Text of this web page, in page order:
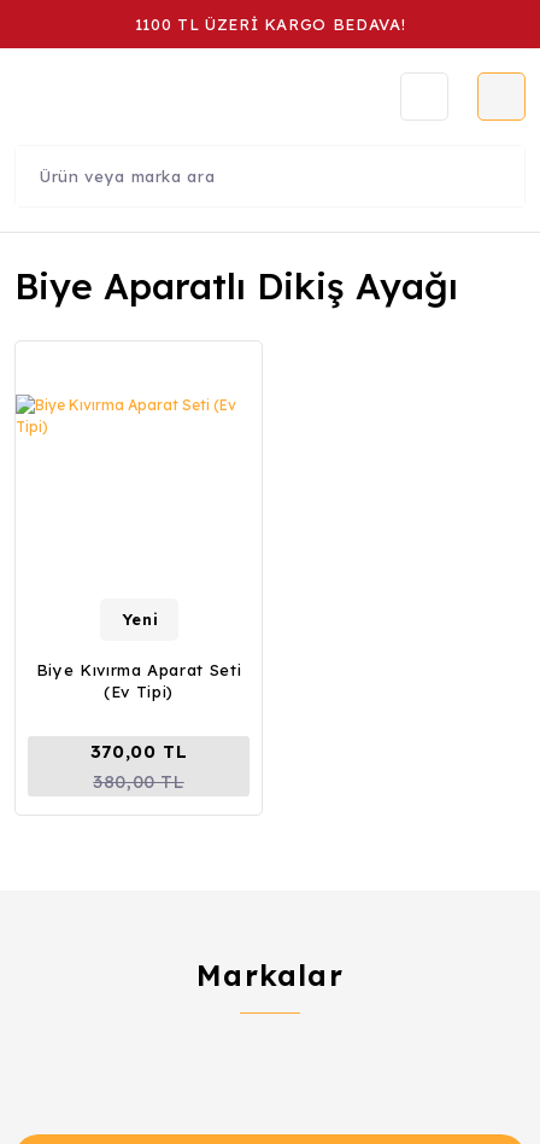
1100 TL ÜZERİ KARGO BEDAVA!
Biye Aparatlı Dikiş Ayağı
Yeni
Biye Kıvırma Aparat Seti
(Ev Tipi)
370,00 TL
380,00 TL
Markalar